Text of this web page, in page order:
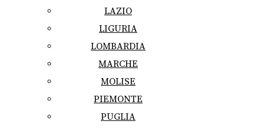
LAZIO
LIGURIA
LOMBARDIA
MARCHE
MOLISE
PIEMONTE
PUGLIA